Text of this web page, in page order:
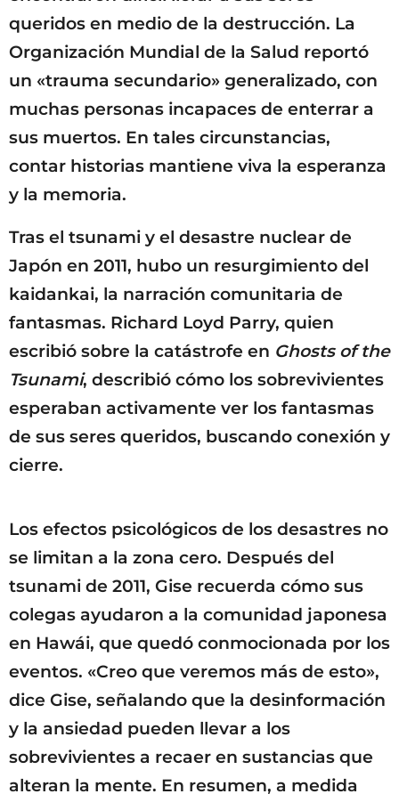
queridos en medio de la destrucción. La
Organización Mundial de la Salud reportó
un «trauma secundario» generalizado, con
muchas personas incapaces de enterrar a
sus muertos. En tales circunstancias,
contar historias mantiene viva la esperanza
y la memoria.
Tras el tsunami y el desastre nuclear de
Japón en 2011, hubo un resurgimiento del
kaidankai, la narración comunitaria de
fantasmas. Richard Loyd Parry, quien
escribió sobre la catástrofe en Ghosts of the
Tsunami, describió cómo los sobrevivientes
esperaban activamente ver los fantasmas
de sus seres queridos, buscando conexión y
cierre.
Los efectos psicológicos de los desastres no
se limitan a la zona cero. Después del
tsunami de 2011, Gise recuerda cómo sus
colegas ayudaron a la comunidad japonesa
en Hawái, que quedó conmocionada por los
eventos. «Creo que veremos más de esto»,
dice Gise, señalando que la desinformación
y la ansiedad pueden llevar a los
sobrevivientes a recaer en sustancias que
alteran la mente. En resumen, a medida